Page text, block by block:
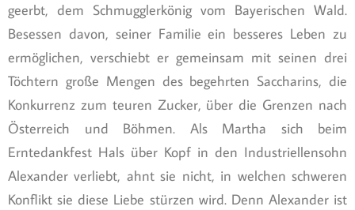
geerbt, dem Schmugglerkönig vom Bayerischen Wald.
Besessen davon, seiner Familie ein besseres Leben zu
ermöglichen, verschiebt er gemeinsam mit seinen drei
Töchtern große Mengen des begehrten Saccharins, die
Konkurrenz zum teuren Zucker, über die Grenzen nach
Österreich und Böhmen. Als Martha sich beim
Erntedankfest Hals über Kopf in den Industriellensohn
Alexander verliebt, ahnt sie nicht, in welchen schweren
Konflikt sie diese Liebe stürzen wird. Denn Alexander ist